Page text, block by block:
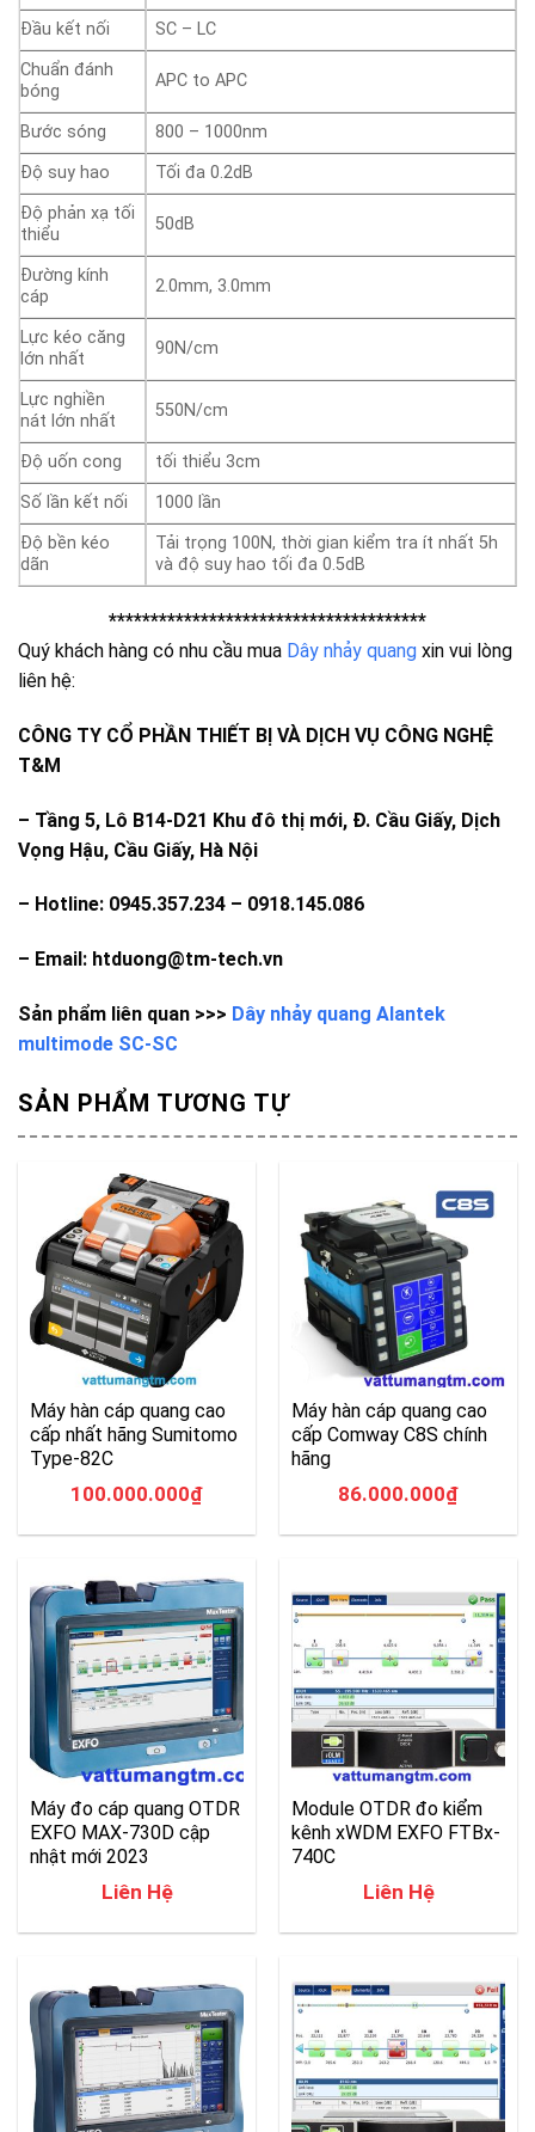
Đầu kết nối
SC – LC
Chuẩn đánh
bóng
APC to APC
Bước sóng
800 – 1000nm
Độ suy hao
Tối đa 0.2dB
Độ phản xạ tối
thiểu
50dB
Đường kính
cáp
2.0mm, 3.0mm
Lực kéo căng
lớn nhất
90N/cm
Lực nghiền
nát lớn nhất
550N/cm
Độ uốn cong
tối thiểu 3cm
Số lần kết nối
1000 lần
Độ bền kéo
dãn
Tải trọng 100N, thời gian kiểm tra ít nhất 5h
và độ suy hao tối đa 0.5dB
**************************************
Quý khách hàng có nhu cầu mua Dây nhảy quang xin vui lòng
liên hệ:
CÔNG TY CỔ PHẦN THIẾT BỊ VÀ DỊCH VỤ CÔNG NGHỆ
T&M
– Tầng 5, Lô B14-D21 Khu đô thị mới, Đ. Cầu Giấy, Dịch
Vọng Hậu, Cầu Giấy, Hà Nội
– Hotline: 0945.357.234 – 0918.145.086
– Email: htduong@tm-tech.vn
Sản phẩm liên quan >>> Dây nhảy quang Alantek
multimode SC-SC
SẢN PHẨM TƯƠNG TỰ
Máy hàn cáp quang cao
cấp nhất hãng Sumitomo
Type-82C
100.000.000₫
Máy hàn cáp quang cao
cấp Comway C8S chính
hãng
86.000.000₫
Máy đo cáp quang OTDR
EXFO MAX-730D cập
nhật mới 2023
Liên Hệ
Module OTDR đo kiểm
kênh xWDM EXFO FTBx-
740C
Liên Hệ